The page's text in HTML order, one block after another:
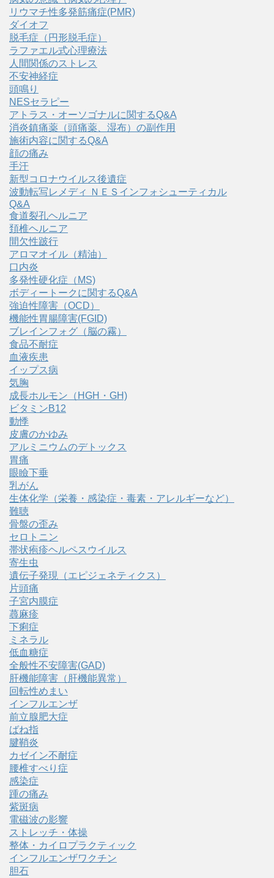
リウマチ性多発筋痛症(PMR)
ダイオフ
脱毛症（円形脱毛症）
ラファエル式心理療法
人間関係のストレス
不安神経症
頭鳴り
NESセラピー
アトラス・オーソゴナルに関するQ&A
消炎鎮痛薬（頭痛薬、湿布）の副作用
施術内容に関するQ&A
顔の痛み
手汗
新型コロナウイルス後遺症
波動転写レメディ ＮＥＳインフォシューティカル
Q&A
食道裂孔ヘルニア
頚椎ヘルニア
間欠性跛行
アロマオイル（精油）
口内炎
多発性硬化症（MS)
ボディートークに関するQ&A
強迫性障害（OCD）
機能性胃腸障害(FGID)
ブレインフォグ（脳の霧）
食品不耐症
血液疾患
イップス病
気胸
成長ホルモン（HGH・GH)
ビタミンB12
動悸
皮膚のかゆみ
アルミニウムのデトックス
胃痛
眼瞼下垂
乳がん
生体化学（栄養・感染症・毒素・アレルギーなど）
難聴
骨盤の歪み
セロトニン
帯状疱疹ヘルペスウイルス
寄生虫
遺伝子発現（エピジェネティクス）
片頭痛
子宮内膜症
蕁麻疹
下痢症
ミネラル
低血糖症
全般性不安障害(GAD)
肝機能障害（肝機能異常）
回転性めまい
インフルエンザ
前立腺肥大症
ばね指
腱鞘炎
カゼイン不耐症
腰椎すべり症
感染症
踵の痛み
紫斑病
電磁波の影響
ストレッチ・体操
整体・カイロプラクティック
インフルエンザワクチン
胆石